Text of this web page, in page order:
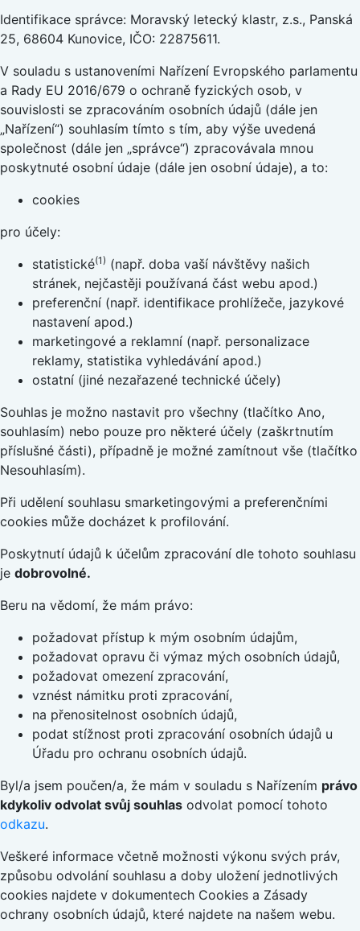
Identifikace správce: Moravský letecký klastr, z.s., Panská
25, 68604 Kunovice, IČO: 22875611.
V souladu s ustanoveními Nařízení Evropského parlamentu
a Rady EU 2016/679 o ochraně fyzických osob, v
souvislosti se zpracováním osobních údajů (dále jen
„Nařízení“) souhlasím tímto s tím, aby výše uvedená
společnost (dále jen „správce“) zpracovávala mnou
poskytnuté osobní údaje (dále jen osobní údaje), a to:
cookies
pro účely:
statistické(1) (např. doba vaší návštěvy našich
stránek, nejčastěji používaná část webu apod.)
preferenční (např. identifikace prohlížeče, jazykové
nastavení apod.)
marketingové a reklamní (např. personalizace
reklamy, statistika vyhledávání apod.)
ostatní (jiné nezařazené technické účely)
Souhlas je možno nastavit pro všechny (tlačítko Ano,
souhlasím) nebo pouze pro některé účely (zaškrtnutím
příslušné části), případně je možné zamítnout vše (tlačítko
Nesouhlasím).
Při udělení souhlasu smarketingovými a preferenčními
cookies může docházet k profilování.
Poskytnutí údajů k účelům zpracování dle tohoto souhlasu
je dobrovolné.
Beru na vědomí, že mám právo:
požadovat přístup k mým osobním údajům,
požadovat opravu či výmaz mých osobních údajů,
požadovat omezení zpracování,
vznést námitku proti zpracování,
na přenositelnost osobních údajů,
podat stížnost proti zpracování osobních údajů u
Úřadu pro ochranu osobních údajů.
Byl/a jsem poučen/a, že mám v souladu s Nařízením právo
kdykoliv odvolat svůj souhlas odvolat pomocí tohoto
odkazu.
Veškeré informace včetně možnosti výkonu svých práv,
způsobu odvolání souhlasu a doby uložení jednotlivých
cookies najdete v dokumentech Cookies a Zásady
ochrany osobních údajů, které najdete na našem webu.